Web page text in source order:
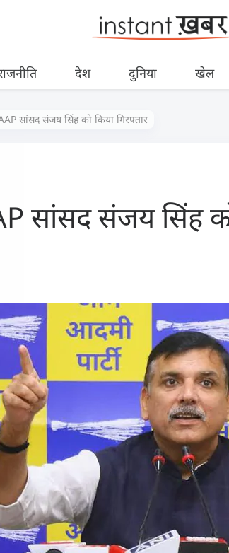
देश दुनिया खेल
सांसद संजय सिंह को किया गिरफ्तार
सांसद संजय सिंह